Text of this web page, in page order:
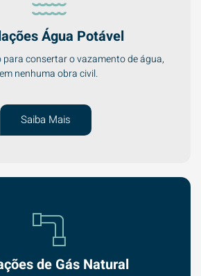
Água Potável
consertar o vazamento de água,
nenhuma obra civil.
Saiba Mais
de Gás Natural